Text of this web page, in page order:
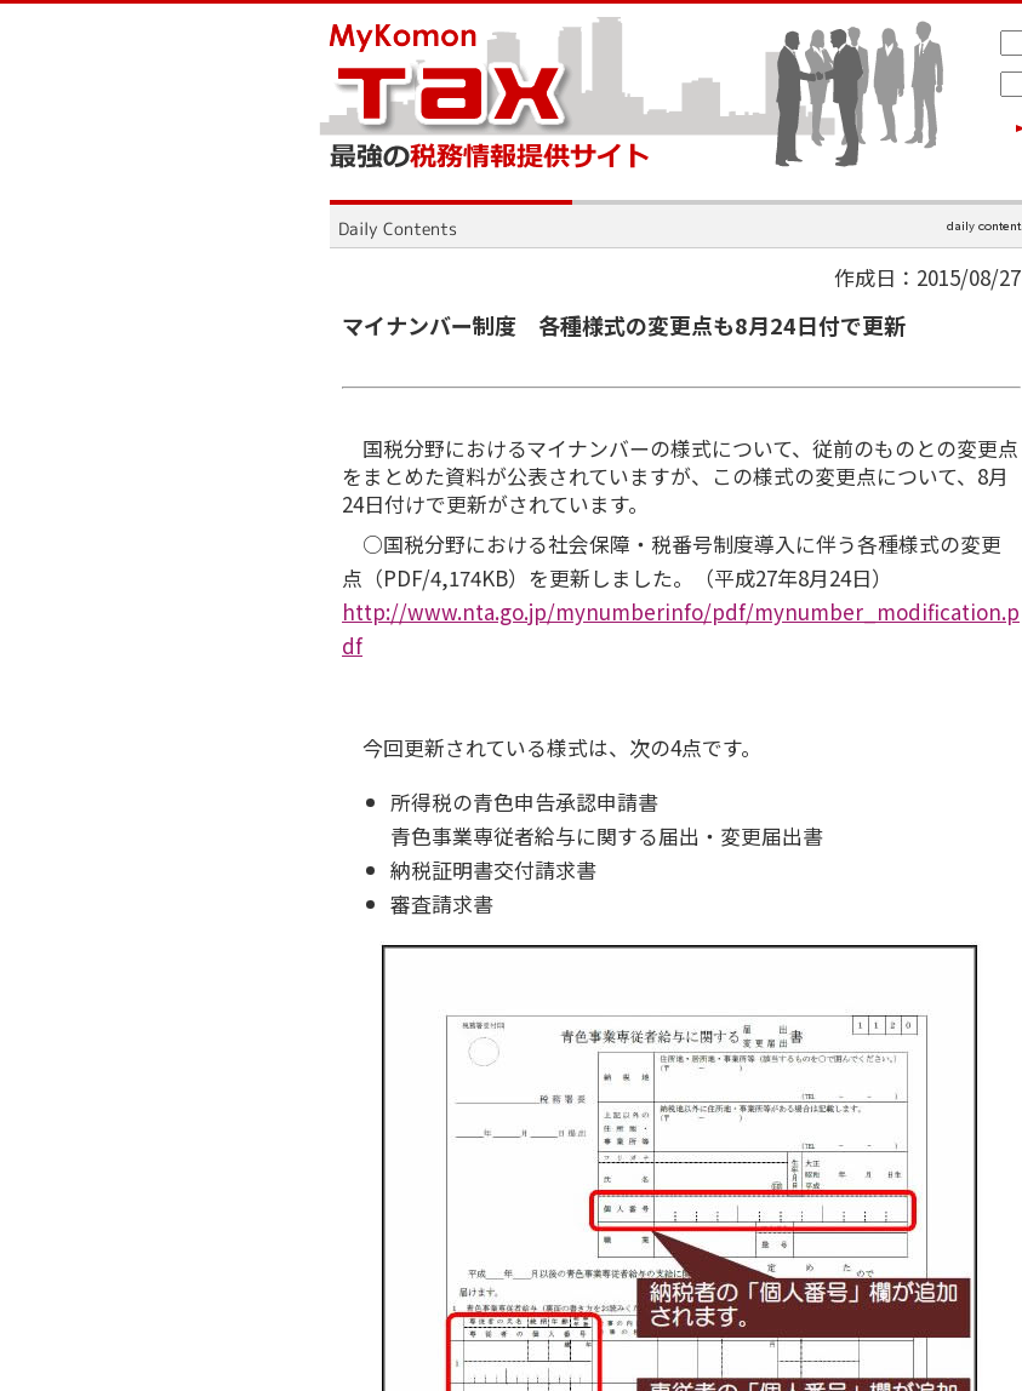
作成日：2015/08/27
マイナンバー制度 各種様式の変更点も8月24日付で更新
国税分野におけるマイナンバーの様式について、従前のものとの変更点
をまとめた資料が公表されていますが、この様式の変更点について、8月
24日付けで更新がされています。
○国税分野における社会保障・税番号制度導入に伴う各種様式の変更
点（PDF/4,174KB）を更新しました。（平成27年8月24日）
http://www.nta.go.jp/mynumberinfo/pdf/mynumber_modification.p
df
今回更新されている様式は、次の4点です。
所得税の青色申告承認申請書
青色事業専従者給与に関する届出・変更届出書
納税証明書交付請求書
審査請求書